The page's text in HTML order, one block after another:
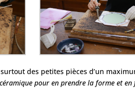
des petites pièces d’un
pour en prendre la forme et